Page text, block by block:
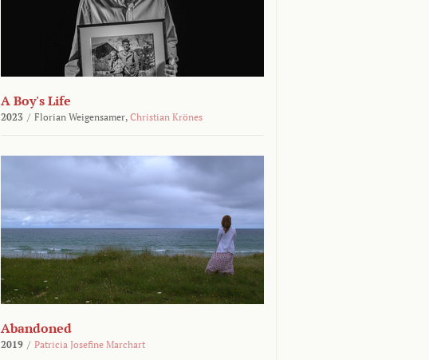
A Boy's Life
2023 / Florian Weigensamer, Christian Krönes
Abandoned
2019 / Patricia Josefine Marchart